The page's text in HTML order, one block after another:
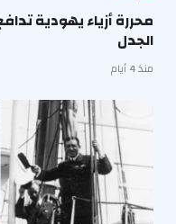
محررة أزياء يهودية
الجدل
منذ 4 أيام